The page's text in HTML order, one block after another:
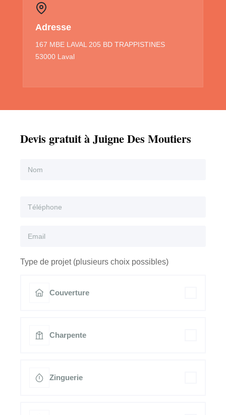
Adresse
167 MBE LAVAL 205 BD TRAPPISTINES
53000 Laval
Devis gratuit à Juigne Des Moutiers
Type de projet (plusieurs choix possibles)
Couverture
Charpente
Zinguerie